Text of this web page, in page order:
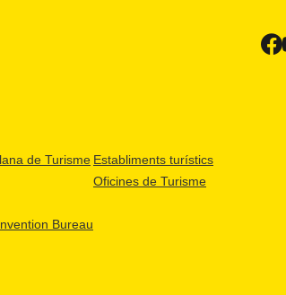
de Turisme
Bureau
Establiments turístics
Oficines de Turisme